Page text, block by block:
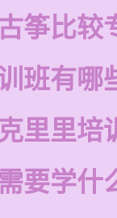
筝比较
班有哪
里里培
要学什